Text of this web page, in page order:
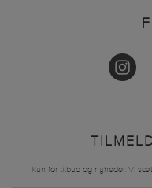
Kun for tilbud og nyheder. Vi